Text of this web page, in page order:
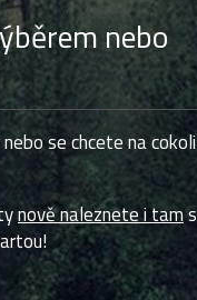
nebo
se chcete na cokoli
nově naleznete i tams